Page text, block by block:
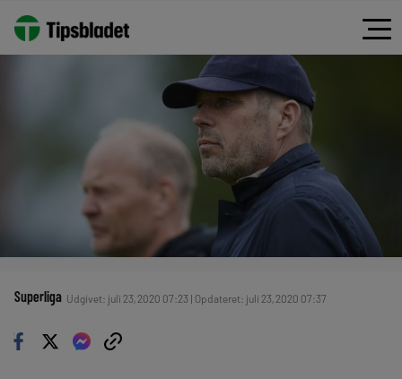
Superliga Udgivet: juli 23, 2020 07:23 | Opdateret: juli 23, 2020 07:37